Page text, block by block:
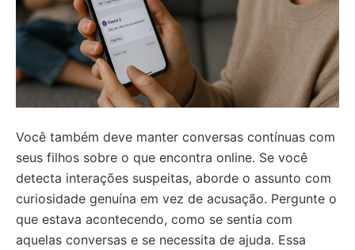
Você também deve manter conversas contínuas com
seus filhos sobre o que encontra online. Se você
detecta interações suspeitas, aborde o assunto com
curiosidade genuína em vez de acusação. Pergunte o
que estava acontecendo, como se sentia com
aquelas conversas e se necessita de ajuda. Essa